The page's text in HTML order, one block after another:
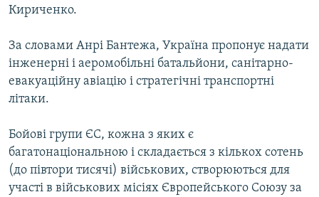
ДОЛУЧАЙСЯ!
Усі сайти RFE/RL
Кириченко.
За словами Анрі Бантежа, Україна пропонує надати
інженерні і аеромобільні батальйони, санітарно-
евакуаційну авіацію і стратегічні транспортні
літаки.
Бойові групи ЄС, кожна з яких є
багатонаціональною і складається з кількох сотень
(до півтори тисячі) військових, створюються для
участі в військових місіях Європейського Союзу за